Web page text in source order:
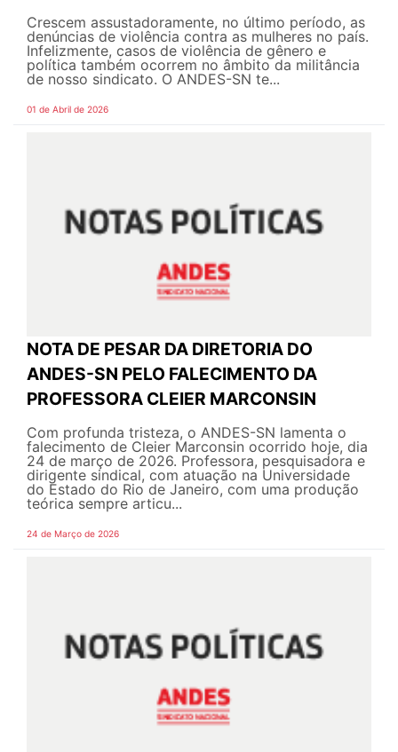
Crescem assustadoramente, no último período, as
denúncias de violência contra as mulheres no país.
Infelizmente, casos de violência de gênero e
política também ocorrem no âmbito da militância
de nosso sindicato. O ANDES-SN te...
01 de Abril de 2026
NOTA DE PESAR DA DIRETORIA DO
ANDES-SN PELO FALECIMENTO DA
PROFESSORA CLEIER MARCONSIN
Com profunda tristeza, o ANDES-SN lamenta o
falecimento de Cleier Marconsin ocorrido hoje, dia
24 de março de 2026. Professora, pesquisadora e
dirigente sindical, com atuação na Universidade
do Estado do Rio de Janeiro, com uma produção
teórica sempre articu...
24 de Março de 2026